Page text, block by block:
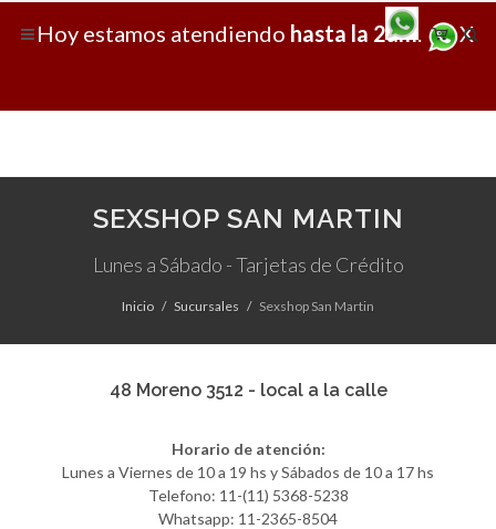
X
Hoy estamos atendiendo hasta la 2am.
SEXSHOP SAN MARTIN
Lunes a Sábado - Tarjetas de Crédito
Inicio Sucursales Sexshop San Martin
48 Moreno 3512 - local a la calle
Horario de atención:
Lunes a Viernes de 10 a 19 hs y Sábados de 10 a 17 hs
Telefono: 11-(11) 5368-5238
Whatsapp: 11-2365-8504